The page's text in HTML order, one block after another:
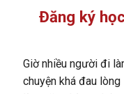
Đăng ký
Giờ nhiều người đi
chuyện khá đau